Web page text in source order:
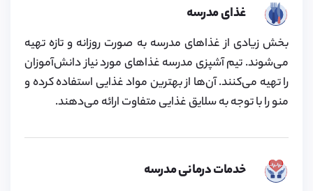
غذای مدرسه
بخش زیادی از غذاهای مدرسه به ‌صورت روزانه و تازه تهیه
می‌شوند. تیم آشپزی مدرسه غذاهای مورد نیاز دانش‌آموزان
را تهیه می‌کنند. آن‌ها از بهترین مواد غذایی استفاده کرده و
منو را با توجه به سلایق غذایی متفاوت ارائه می‌دهند.
خدمات درمانی مدرسه